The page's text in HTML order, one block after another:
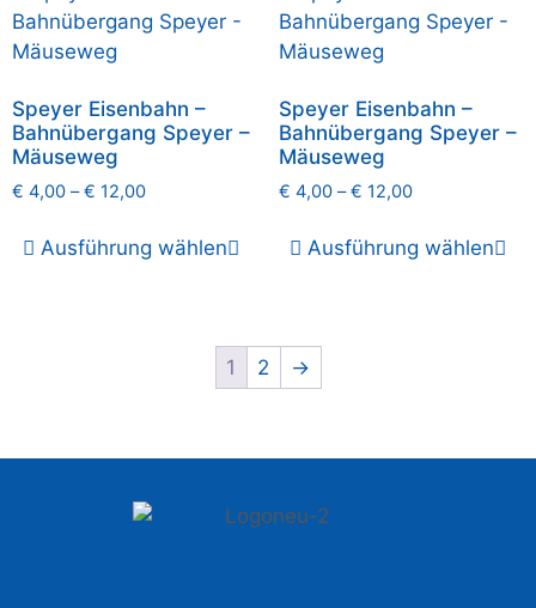
Speyer Eisenbahn –
Bahnübergang Speyer –
Mäuseweg
€ 4,00 –€ 12,00
Ausführung wählen
Speyer Eisenbahn –
Bahnübergang Speyer –
Mäuseweg
€ 4,00–€ 12,00
Ausführung wählen
1 2 →